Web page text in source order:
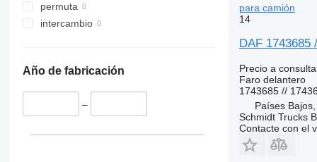
permuta
intercambio
Año de fabricación
–
para camión
14
DAF 1743685
Precio a
Faro delantero
1743685 //
Países
Schmidt Trucks
Contacte con el